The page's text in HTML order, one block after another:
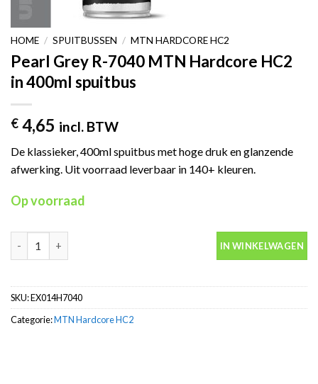
HOME / SPUITBUSSEN / MTN HARDCORE HC2
Pearl Grey R-7040 MTN Hardcore HC2
in 400ml spuitbus
€ 4,65 incl. BTW
De klassieker, 400ml spuitbus met hoge druk en glanzende
afwerking. Uit voorraad leverbaar in 140+ kleuren.
Op voorraad
IN WINKELWAGEN
SKU:EX014H7040
Categorie:MTN Hardcore HC2